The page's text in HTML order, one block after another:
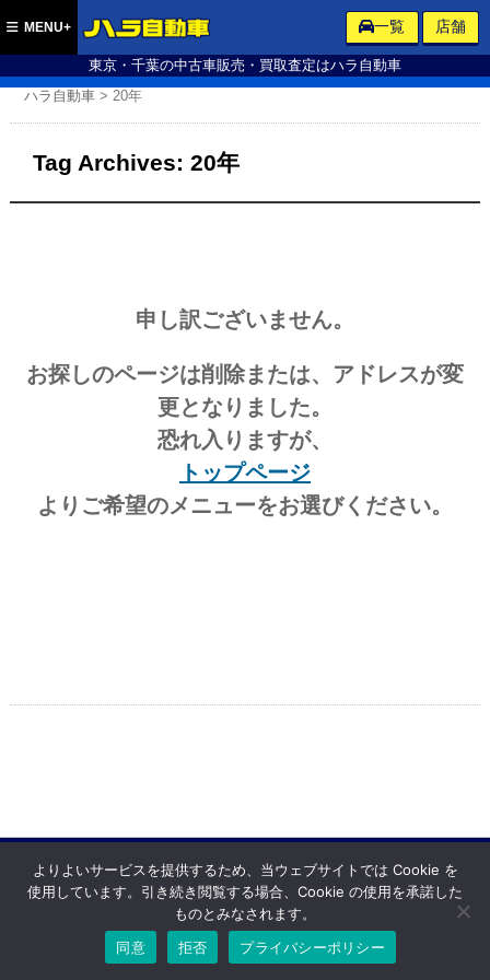
東京・千葉の中古車販売・買取査定はハラ自動車
MENU+ 一覧 店舗
ハラ自動車 >20年
Tag Archives: 20年
申し訳ございません。
お探しのページは削除または、アドレスが変
更となりました。
恐れ入りますが、
トップページ
よりご希望のメニューをお選びください。
Copyright © ハラ自動車 All rights resereved.Powered by DJCOM Inc.
よりよいサービスを提供するため、当ウェブサイトでは Cookie を
使用しています。引き続き閲覧する場合、Cookie の使用を承諾した
ものとみなされます。
同意
拒否 プライバシーポリシー